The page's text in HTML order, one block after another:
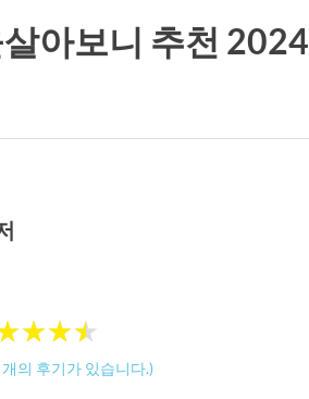
아보니 추천 2024
★★★
★★★
개의 후기가 있습니다.)